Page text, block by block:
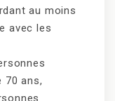
au moins
avec les
70 ans,